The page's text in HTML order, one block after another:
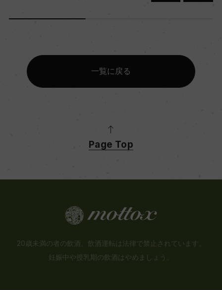
一覧に戻る
Page Top
20歳未満の者の飲酒、飲酒運転は法律で禁止されています。
妊娠中や授乳期の飲酒はやめましょう。